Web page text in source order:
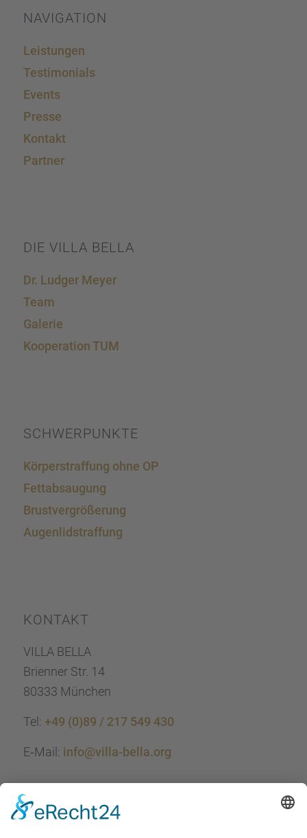
NAVIGA­TION
Leistun­gen
Testi­mo­ni­als
Events
Presse
Kontakt
Partner
DIE VILLA BELLA
Dr. Ludger Meyer
Team
Galerie
Koope­ra­tion TUM
SCHWER­PUNKTE
Körper­straf­fung ohne OP
Fettab­sau­gung
Brust­ver­grö­ße­rung
Augen­lid­s­traf­fung
KONTAKT
VILLA BELLA
Brien­ner Str. 14
80333 München
Tel: +49 (0)89 / 217 549 430
E‑Mail: info@villa-bella.org